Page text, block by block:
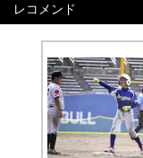
レコメンド